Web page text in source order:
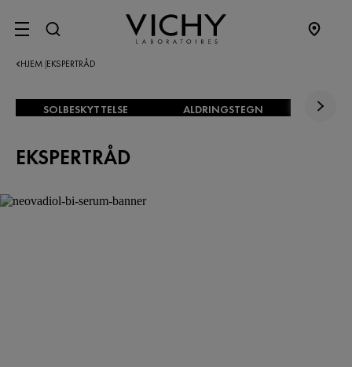
SITE MENU
HJEM EKSPERTRÅD
SOLBESKYTTELSE ALDRINGSTEGN
EKSPERTRÅD